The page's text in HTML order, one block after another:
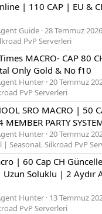
| 110 CAP | EU &
Guide 28 Temmuz 2026
PvP Serverleri
MACRO- CAP 80
Only Gold & No f10
Hunter 20 Temmuz
PvP Serverleri
SRO MACRO | 50
MEMBER PARTY
Hunter 20 Temmuz
| SeasonaL Silkroad PvP
| 60 Cap CH
Uzun Soluklu | 2 Aydır
Hunter 13 Temmuz
PvP Serverleri